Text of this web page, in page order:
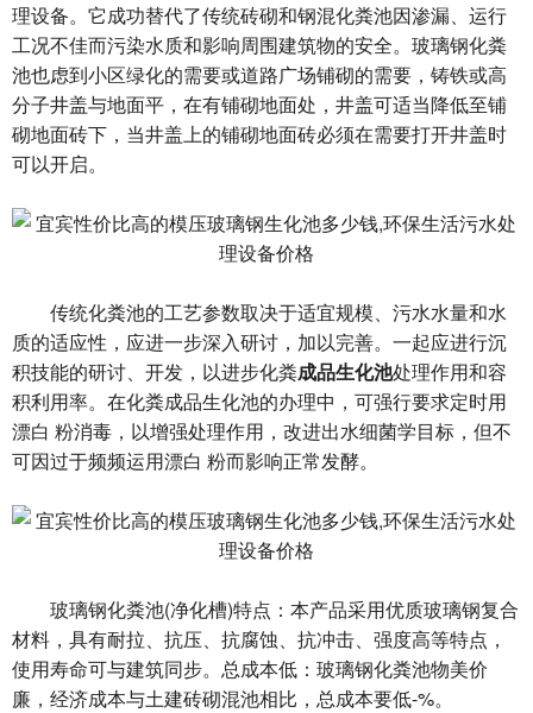
理设备。它成功替代了传统砖砌和钢混化粪池因渗漏、运行
工况不佳而污染水质和影响周围建筑物的安全。玻璃钢化粪
池也虑到小区绿化的需要或道路广场铺砌的需要，铸铁或高
分子井盖与地面平，在有铺砌地面处，井盖可适当降低至铺
砌地面砖下，当井盖上的铺砌地面砖必须在需要打开井盖时
可以开启。
传统化粪池的工艺参数取决于适宜规模、污水水量和水
质的适应性，应进一步深入研讨，加以完善。一起应进行沉
积技能的研讨、开发，以进步化粪成品生化池处理作用和容
积利用率。在化粪成品生化池的办理中，可强行要求定时用
漂白 粉消毒，以增强处理作用，改进出水细菌学目标，但不
可因过于频频运用漂白 粉而影响正常发酵。
玻璃钢化粪池(净化槽)特点：本产品采用优质玻璃钢复合
材料，具有耐拉、抗压、抗腐蚀、抗冲击、强度高等特点，
使用寿命可与建筑同步。总成本低：玻璃钢化粪池物美价
廉，经济成本与土建砖砌混池相比，总成本要低-%。